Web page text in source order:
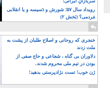
رویداد سال ۵۷؛ شورش و دَسیسه و یا انقلابی
مَردمی؟ (بَخش ۲)
خنجری که روحانی و اصلاح طلبان از پشت به
ملت زدند
دلاوران بی گناه ، شجاعی و حاج صفی از
بودن در تیم ملی محروم شدند.
ژن خوب! تست نژادپرستی بدهید!